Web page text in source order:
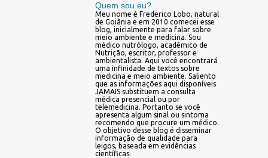
Quem sou eu?
Meu nome é Frederico Lobo, natural
de Goiânia e em 2010 comecei esse
blog, inicialmente para falar sobre
meio ambiente e medicina. Sou
médico nutrólogo, acadêmico de
Nutrição, escritor, professor e
ambientalista. Aqui você encontrará
uma infinidade de textos sobre
medicina e meio ambiente. Saliento
que as informações aqui disponíveis
JAMAIS substituem a consulta
médica presencial ou por
telemedicina. Portanto se você
apresenta algum sinal ou sintoma
recomendo que procure um médico.
O objetivo desse blog é disseminar
informação de qualidade para
leigos, baseada em evidências
científicas.